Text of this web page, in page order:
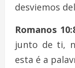
desviemos
Romanos
junto de ti,
esta é a